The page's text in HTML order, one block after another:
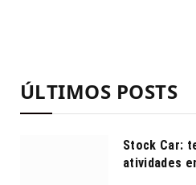
ÚLTIMOS POSTS
Stock Car:
atividades